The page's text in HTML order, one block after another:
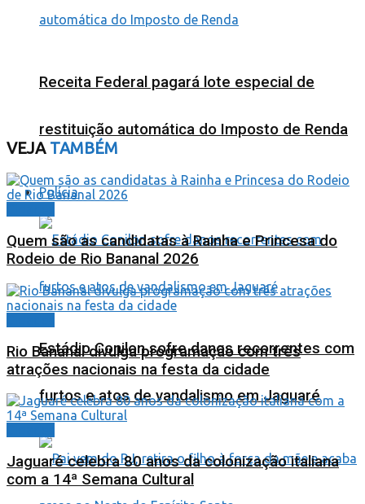
Receita Federal pagará lote especial de
restituição automática do Imposto de Renda
Polícia
Estádio Conilon sofre danos recorrentes com
furtos e atos de vandalismo em Jaguaré
VEJATAMBÉM
Quem são as candidatas à Rainha e Princesa do
Rodeio de Rio Bananal 2026
Rio Bananal divulga programação com três
atrações nacionais na festa da cidade
Jaguaré celebra 80 anos da colonização italiana
com a 14ª Semana Cultural